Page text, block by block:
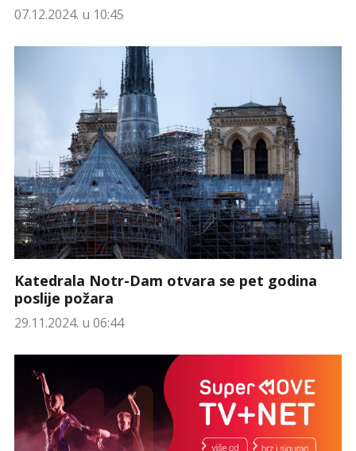
07.12.2024. u 10:45
Katedrala Notr-Dam otvara se pet godina
poslije požara
29.11.2024. u 06:44